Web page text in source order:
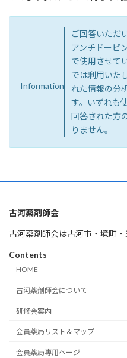
Information
ご回答いただ
アンチドーピ
で使用させて
では利用いた
れた情報の分
す。いずれも
回答された方
りません。
古河薬剤師会
古河薬剤師会は古河市・境町・
Contents
HOME
古河薬剤師会について
研修会案内
会員薬局リスト＆マップ
会員薬局専用ページ